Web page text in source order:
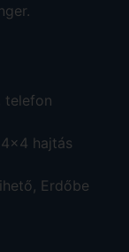
telefon
hajtás
Erdőbe